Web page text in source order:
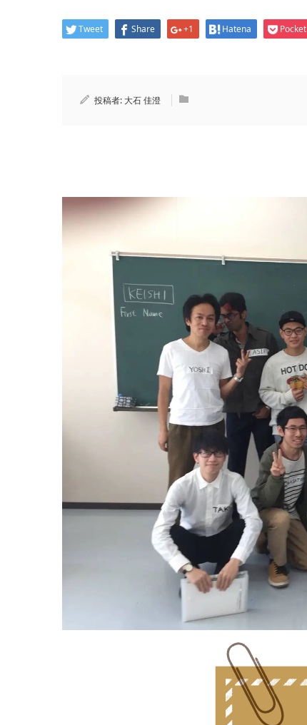
Tweet Share +1 Hatena Pocket
投稿者: 大石 佳澄